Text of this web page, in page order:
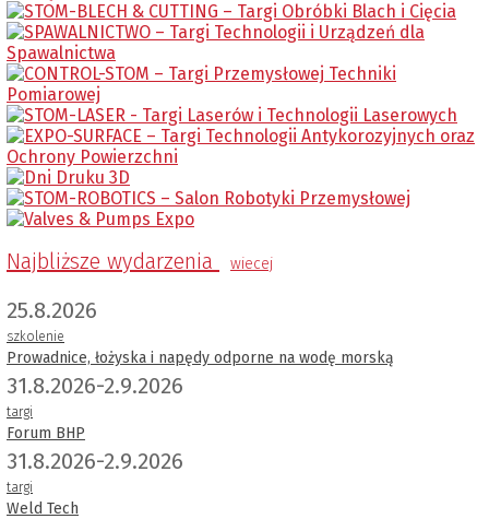
Najbliższe wydarzenia wiecej
25.8.2026
szkolenie
Prowadnice, łożyska i napędy odporne na wodę morską
31.8.2026-2.9.2026
targi
Forum BHP
31.8.2026-2.9.2026
targi
Weld Tech